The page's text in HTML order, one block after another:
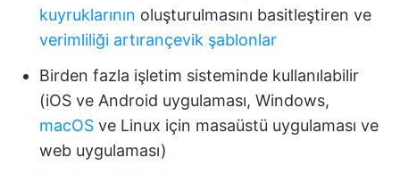
kuyruklarının oluşturulmasını basitleştiren ve
verimliliği artırançevik şablonlar
Birden fazla işletim sisteminde kullanılabilir
(iOS ve Android uygulaması, Windows,
macOS ve Linux için masaüstü uygulaması ve
web uygulaması)